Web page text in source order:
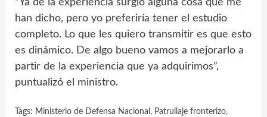
“Ya de la experiencia surgió alguna cosa que me
han dicho, pero yo preferiría tener el estudio
completo. Lo que les quiero transmitir es que esto
es dinámico. De algo bueno vamos a mejorarlo a
partir de la experiencia que ya adquirimos”,
puntualizó el ministro.
Tags: Ministerio de Defensa Nacional , Patrullaje fronterizo,